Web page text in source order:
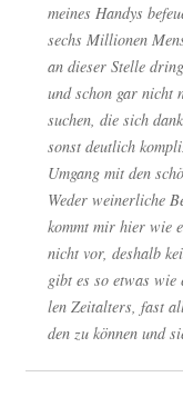
mei­nes Han­dys
sechs Mil­lio­nen
an die­ser Stel­le
und schon gar nicht
suchen, die sich
sonst deut­lich
Umgang mit den
Weder wei­ner­li­che
kommt mir hier wie
nicht vor, des­halb
gibt es so etwas
len Zeit­al­ters, fast
den zu kön­nen und